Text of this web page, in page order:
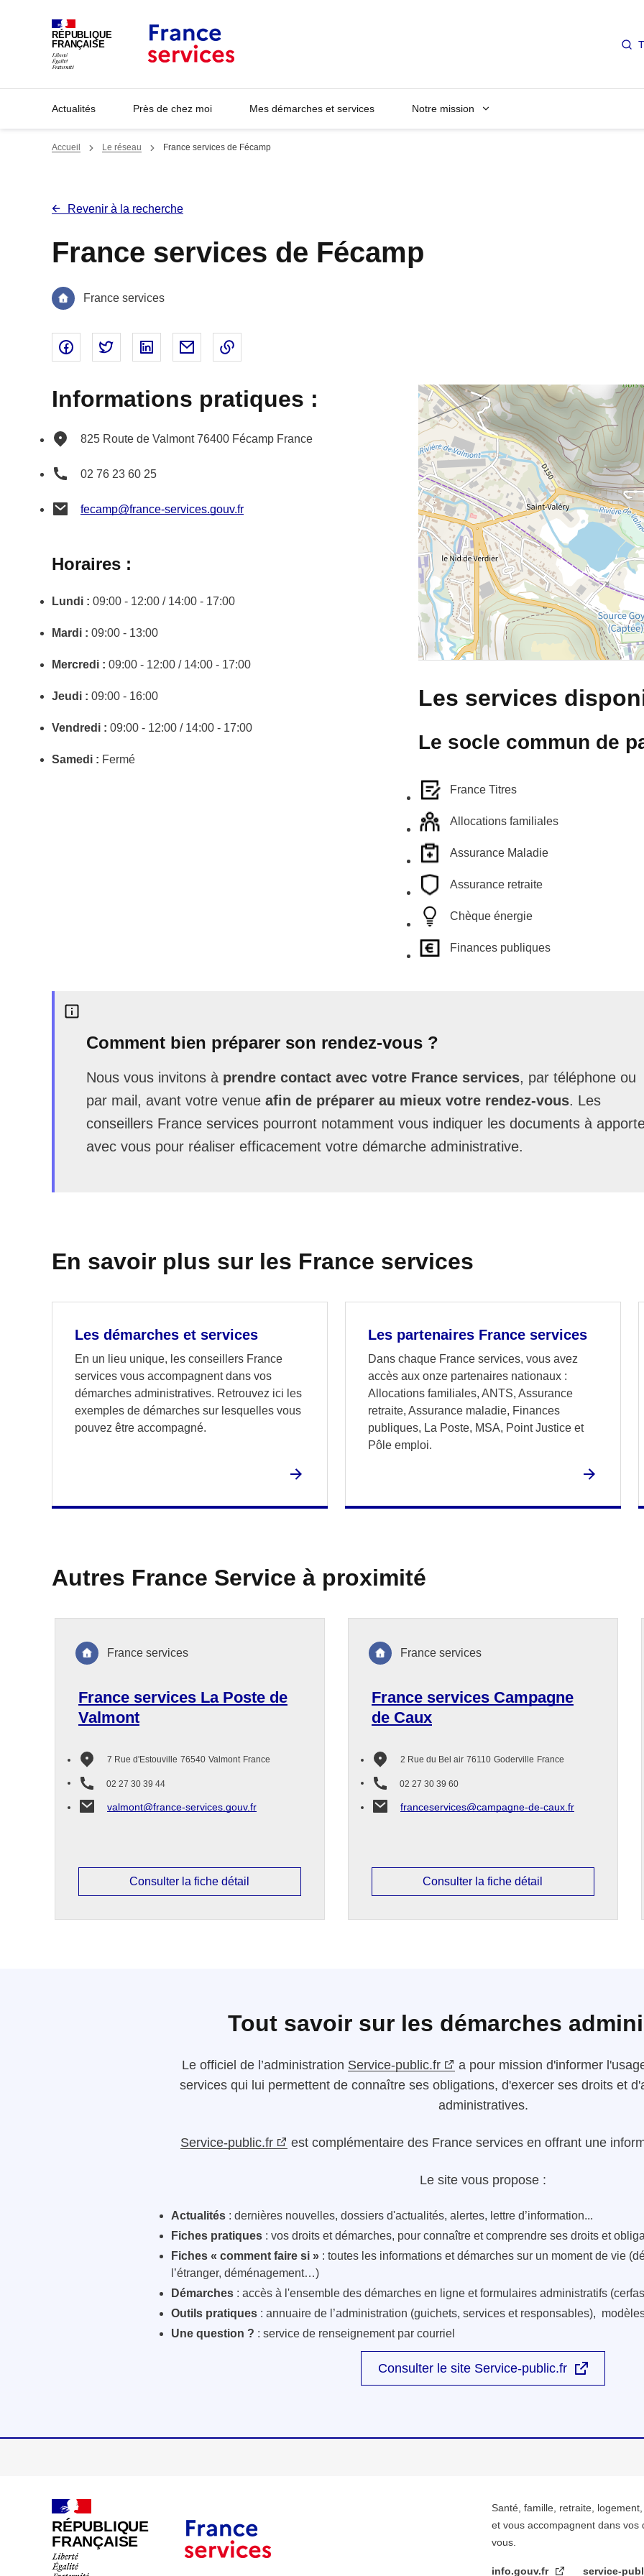
RÉPUBLIQUE
FRANÇAISE
Actualités Près de chez moi Mes démarches et services Notre mission
Accueil Le réseau France services de Fécamp
Revenir à la recherche
France services de Fécamp
France services
Partager sur Facebook - nouvelle fenêtre
Partager sur Twitter - nouvelle fenêtre
Partager sur Linked In - nouvelle fenêtre
Partager par email - nouvelle fenêtre
Informations pratiques :
825 Route de Valmont 76400 Fécamp France
02 76 23 60 25
fecamp@france-services.gouv.fr
Horaires :
Lundi : 09:00 - 12:00 / 14:00 - 17:00
Mardi : 09:00 - 13:00
Mercredi : 09:00 - 12:00 / 14:00 - 17:00
Jeudi : 09:00 - 16:00
Vendredi : 09:00 - 12:00 / 14:00 - 17:00
Samedi : Fermé
Les services
Le socle commun de
France Titres
Allocations familiales
Assurance Maladie
Assurance retraite
Chèque énergie
Finances publiques
Comment bien préparer son rendez-vous ?
Nous vous invitons à prendre contact avec votre France services, par téléphone ou
par mail, avant votre venue afin de préparer au mieux votre rendez-vous. Les
conseillers France services pourront notamment vous indiquer les documents à
avec vous pour réaliser efficacement votre démarche administrative.
En savoir plus sur les France services
Les démarches et services
En un lieu unique, les conseillers France
services vous accompagnent dans vos
démarches administratives. Retrouvez ici les
exemples de démarches sur lesquelles vous
pouvez être accompagné.
Les partenaires France services
Dans chaque France services, vous avez
accès aux onze partenaires nationaux :
Allocations familiales, ANTS, Assurance
retraite, Assurance maladie, Finances
publiques, La Poste, MSA, Point Justice et
Pôle emploi.
Autres France Service à proximité
France services La Poste de
Valmont
7 Rue d'Estouville 76540 Valmont France
02 27 30 39 44
valmont@france-services.gouv.fr
France services
Consulter la fiche détail
France services Campagne
de Caux
2 Rue du Bel air 76110 Goderville France
02 27 30 39 60
franceservices@campagne-de-caux.fr
France services
Consulter la fiche détail
Tout savoir sur les démarches
Le officiel de l’administration Service-public.fr
a pour mission d'informer
services qui lui permettent de connaître ses obligations, d'exercer ses droits et
administratives.
Service-public.fr est complémentaire des France services en offrant une
Le site vous propose :
Actualités : dernières nouvelles, dossiers d'actualités, alertes, lettre d’information...
Fiches pratiques : vos droits et démarches, pour connaître et comprendre ses droits et
Fiches « comment faire si » : toutes les informations et démarches sur un moment de vie
l’étranger, déménagement…)
Démarches : accès à l'ensemble des démarches en ligne et formulaires administratifs
Outils pratiques : annuaire de l’administration (guichets, services et responsables),
Une question ? : service de renseignement par courriel
Consulter le site Service-public.fr
RÉPUBLIQUE
FRANÇAISE
Santé, famille, retraite,
et vous accompagnent dans
vous.
info.gouv.fr service-